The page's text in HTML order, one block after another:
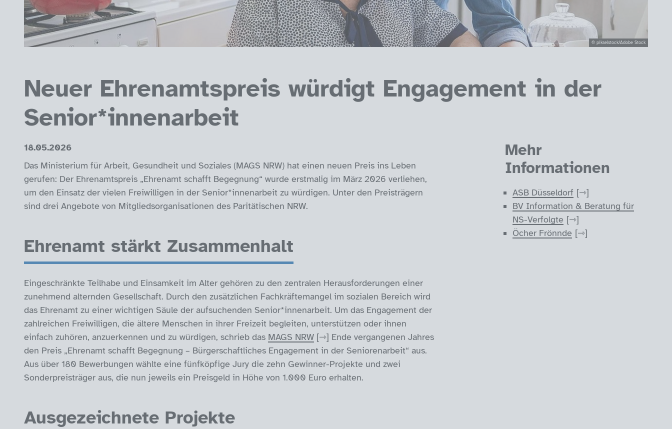
© pikselstock/Adobe Stock
Neuer Ehrenamtspreis würdigt Engagement in der
Senior*innenarbeit
18.05.2026
Das Ministerium für Arbeit, Gesundheit und Soziales (MAGS NRW) hat einen neuen Preis ins Leben
gerufen: Der Ehrenamtspreis „Ehrenamt schafft Begegnung“ wurde erstmalig im März 2026 verliehen,
um den Einsatz der vielen Freiwilligen in der Senior*innenarbeit zu würdigen. Unter den Preisträgern
sind drei Angebote von Mitgliedsorganisationen des Paritätischen NRW.
Ehrenamt stärkt Zusammenhalt
Eingeschränkte Teilhabe und Einsamkeit im Alter gehören zu den zentralen Herausforderungen einer
zunehmend alternden Gesellschaft. Durch den zusätzlichen Fachkräftemangel im sozialen Bereich wird
das Ehrenamt zu einer wichtigen Säule der aufsuchenden Senior*innenarbeit. Um das Engagement der
zahlreichen Freiwilligen, die ältere Menschen in ihrer Freizeit begleiten, unterstützen oder ihnen
einfach zuhören, anzuerkennen und zu würdigen, schrieb das MAGS NRW
Ende vergangenen Jahres
den Preis „Ehrenamt schafft Begegnung – Bürgerschaftliches Engagement in der Seniorenarbeit“ aus.
Aus über 180 Bewerbungen wählte eine fünfköpfige Jury die zehn Gewinner-Projekte und zwei
Sonderpreisträger aus, die nun jeweils ein Preisgeld in Höhe von 1.000 Euro erhalten.
Ausgezeichnete Projekte
Mehr
Informationen
ASB Düsseldorf
BV Information & Beratung für
NS-Verfolgte
Öcher Frönnde